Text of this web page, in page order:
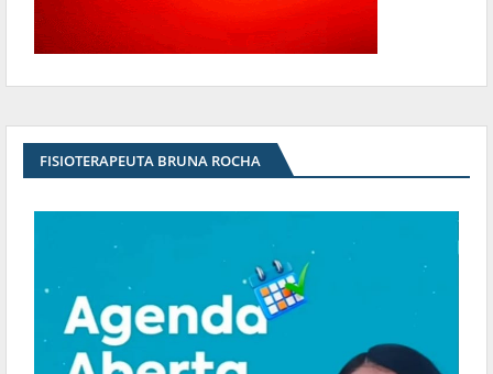
FISIOTERAPEUTA BRUNA ROCHA